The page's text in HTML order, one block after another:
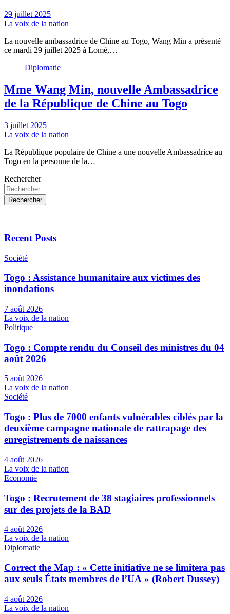
29 juillet 2025
La voix de la nation
La nouvelle ambassadrice de Chine au Togo, Wang Min a présenté
ce mardi 29 juillet 2025 à Lomé,…
Diplomatie
Mme Wang Min, nouvelle Ambassadrice
de la République de Chine au Togo
3 juillet 2025
La voix de la nation
La République populaire de Chine a une nouvelle Ambassadrice au
Togo en la personne de la…
Rechercher
Rechercher
Recent Posts
Société
Togo : Assistance humanitaire aux victimes des
inondations
7 août 2026
La voix de la nation
Politique
Togo : Compte rendu du Conseil des ministres du 04
août 2026
5 août 2026
La voix de la nation
Société
Togo : Plus de 7000 enfants vulnérables ciblés par la
deuxième campagne nationale de rattrapage des
enregistrements de naissances
4 août 2026
La voix de la nation
Economie
Togo : Recrutement de 38 stagiaires professionnels
sur des projets de la BAD
4 août 2026
La voix de la nation
Diplomatie
Correct the Map : « Cette initiative ne se limitera pas
aux seuls États membres de l’UA » (Robert Dussey)
4 août 2026
La voix de la nation